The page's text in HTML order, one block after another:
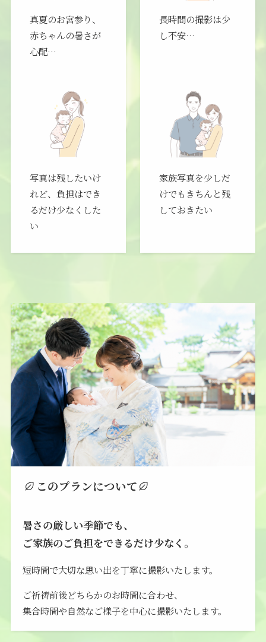
真夏のお宮参り、
赤ちゃんの暑さが
心配…
長時間の撮影は少
し不安…
写真は残したいけ
れど、負担はでき
るだけ少なくした
い
家族写真を少しだ
けでもきちんと残
しておきたい
このプランについて
暑さの厳しい季節でも、
ご家族のご負担をできるだけ少なく。
短時間で大切な思い出を丁寧に撮影いたします。
ご祈祷前後どちらかのお時間に合わせ、
集合時間や自然なご様子を中心に撮影いたします。